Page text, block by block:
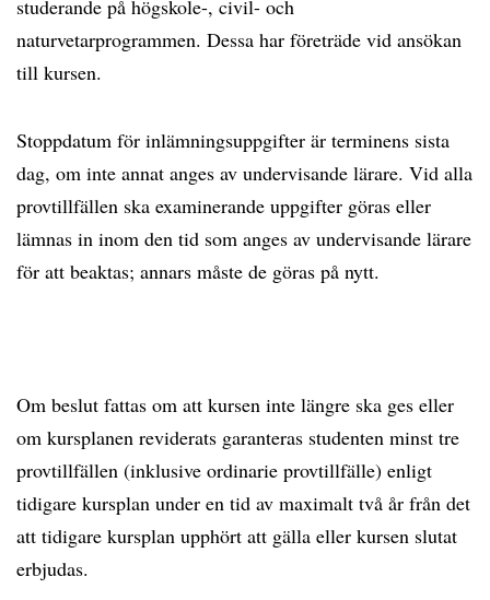
studerande på högskole-, civil- och
naturvetarprogrammen. Dessa har företräde vid ansökan
till kursen.
Stoppdatum för inlämningsuppgifter är terminens sista
dag, om inte annat anges av undervisande lärare. Vid alla
provtillfällen ska examinerande uppgifter göras eller
lämnas in inom den tid som anges av undervisande lärare
för att beaktas; annars måste de göras på nytt.
Om beslut fattas om att kursen inte längre ska ges eller
om kursplanen reviderats garanteras studenten minst tre
provtillfällen (inklusive ordinarie provtillfälle) enligt
tidigare kursplan under en tid av maximalt två år från det
att tidigare kursplan upphört att gälla eller kursen slutat
erbjudas.